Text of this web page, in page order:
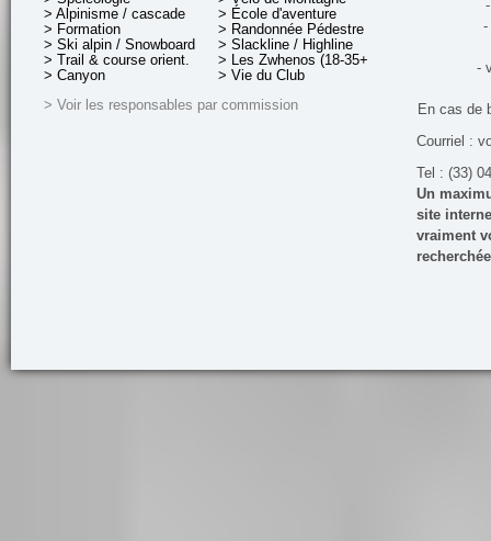
> Alpinisme / cascade
> Formation
> Ski alpin / Snowboard
> Trail & course orient.
> Canyon
> École d'aventure
> Randonnée Pédestre
> Slackline / Highline
> Les Zwhenos (18-35+ ans)
> Vie du Club
> Voir les responsables par commission
-
-
En cas de
Courriel :
Tel : (33)
Un
site
vraiment